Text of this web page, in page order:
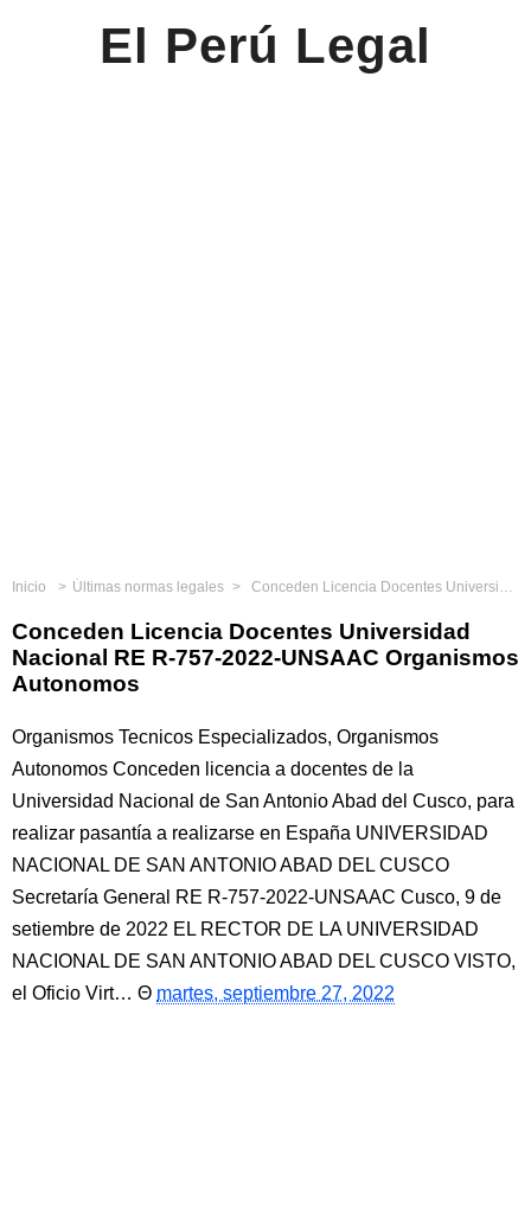
El Perú Legal
Inicio Últimas normas legales Conceden Licencia Docentes Universidad Nacional RE R-757-2022-UNSAAC Organismos Autonomos
Conceden Licencia Docentes Universidad
Nacional RE R-757-2022-UNSAAC Organismos
Autonomos
Organismos Tecnicos Especializados, Organismos
Autonomos Conceden licencia a docentes de la
Universidad Nacional de San Antonio Abad del Cusco, para
realizar pasantía a realizarse en España UNIVERSIDAD
NACIONAL DE SAN ANTONIO ABAD DEL CUSCO
Secretaría General RE R-757-2022-UNSAAC Cusco, 9 de
setiembre de 2022 EL RECTOR DE LA UNIVERSIDAD
NACIONAL DE SAN ANTONIO ABAD DEL CUSCO VISTO,
el Oficio Virt…
martes, septiembre 27, 2022